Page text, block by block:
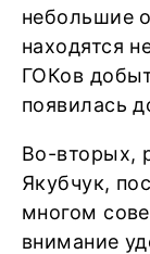
небольшие
находятся
ГОКов
появилась
Во-вторых,
Якубчук,
многом
внимание